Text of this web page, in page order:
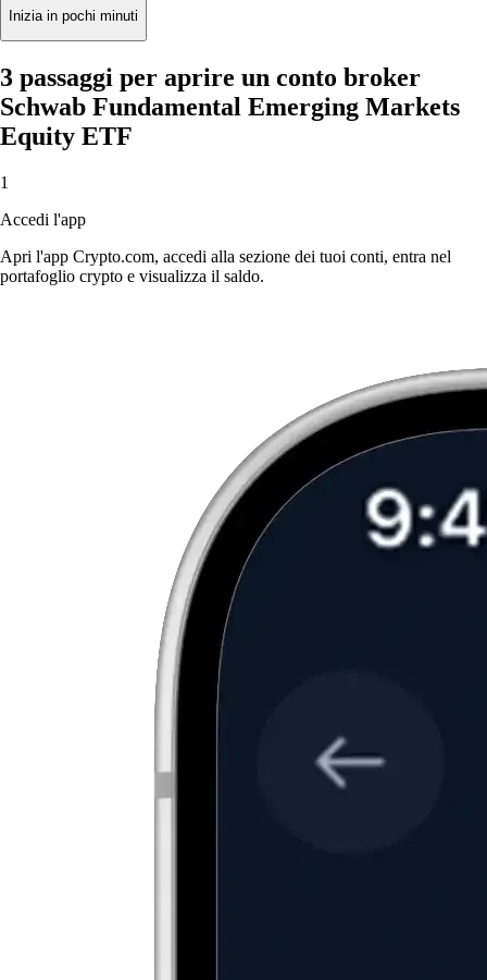
Inizia in pochi minuti
3 passaggi per aprire un conto broker
Schwab Fundamental Emerging Markets
Equity ETF
1
Accedi l'app
Apri l'app Crypto.com, accedi alla sezione dei tuoi conti, entra nel
portafoglio crypto e visualizza il saldo.